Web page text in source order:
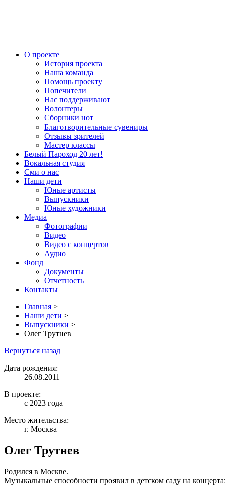
О проекте
История проекта
Наша команда
Помощь проекту
Попечители
Нас поддерживают
Волонтеры
Сборники нот
Благотворительные сувениры
Отзывы зрителей
Мастер классы
Белый Пароход 20 лет!
Вокальная студия
Сми о нас
Наши дети
Юные артисты
Выпускники
Юные художники
Медиа
Фотографии
Видео
Видео с концертов
Аудио
Фонд
Документы
Отчетность
Контакты
Главная >
Наши дети >
Выпускники >
Олег Трутнев
Вернуться назад
Дата рождения:
26.08.2011
В проекте:
с 2023 года
Место жительства:
г. Москва
Олег Трутнев
Родился в Москве.
Музыкальные способности проявил в детском саду на